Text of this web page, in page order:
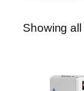
Showing